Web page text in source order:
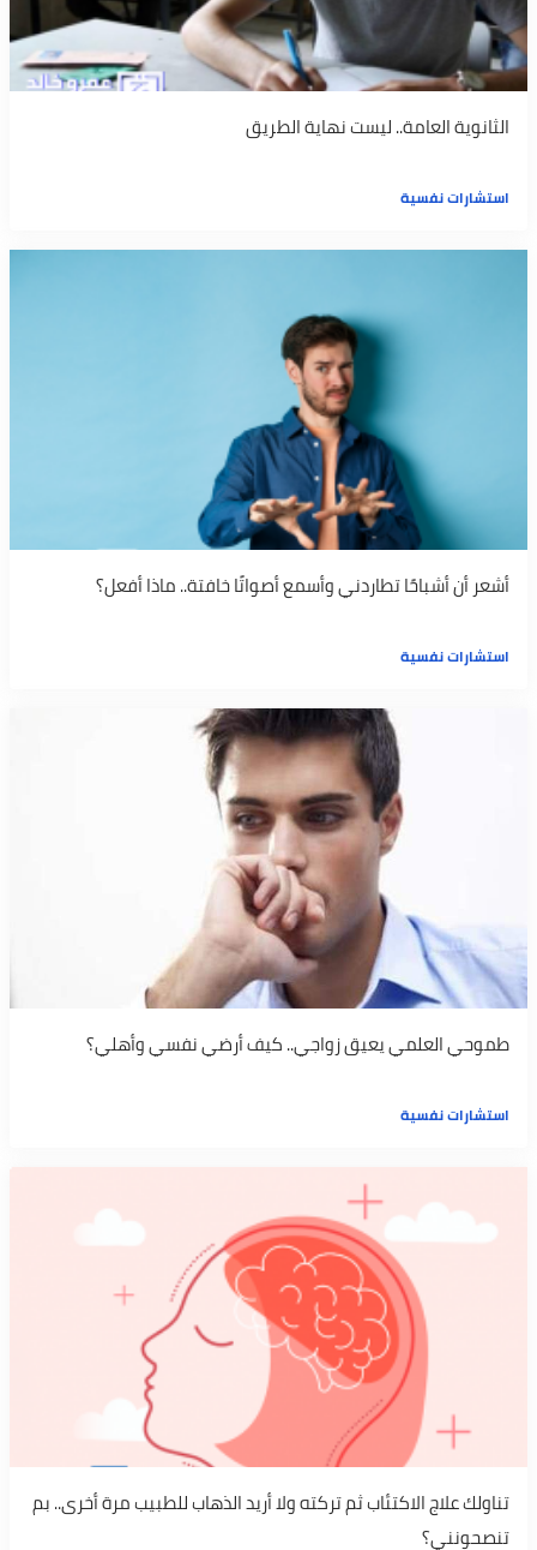
الثانوية العامة.. ليست نهاية الطريق
استشارات نفسية
أشعر أن أشباحًا تطاردني وأسمع أصواتًا خافتة.. ماذا أفعل؟
استشارات نفسية
طموحي العلمي يعيق زواجي.. كيف أرضي نفسي وأهلي؟
استشارات نفسية
تناولك علاج الاكتئاب ثم تركته ولا أريد الذهاب للطبيب مرة أخرى.. بم
تنصحونني؟